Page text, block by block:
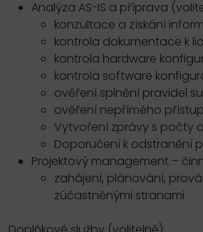
Analýza AS-IS a příprava
konzultace a získání
kontrola dokumentace k
kontrola hardware
kontrola software
ověření splnění pravidel
ověření nepřímého
Vytvoření zprávy s počty
Doporučení k odstranění
Projektový management –
zahájení, plánování,
zúčastněnými stranami